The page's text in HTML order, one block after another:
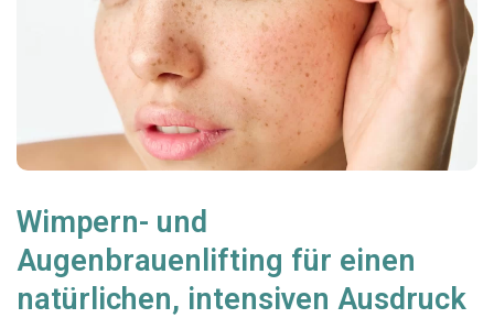
Wimpern- und
Augenbrauenlifting für einen
natürlichen, intensiven Ausdruck